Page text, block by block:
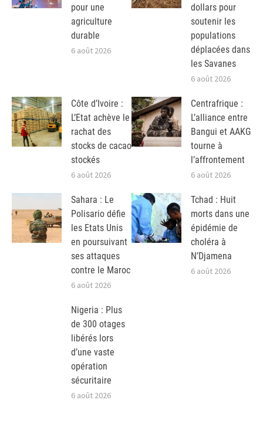
pour une
agriculture
durable
6 août 2026
dollars pour
soutenir les
populations
déplacées dans
les Savanes
6 août 2026
Côte d’Ivoire :
L’Etat achève le
rachat des
stocks de cacao
stockés
6 août 2026
Centrafrique :
L’alliance entre
Bangui et AAKG
tourne à
l’affrontement
6 août 2026
Sahara : Le
Polisario défie
les Etats Unis
en poursuivant
ses attaques
contre le Maroc
6 août 2026
Tchad : Huit
morts dans une
épidémie de
choléra à
N’Djamena
6 août 2026
Nigeria : Plus
de 300 otages
libérés lors
d’une vaste
opération
sécuritaire
6 août 2026